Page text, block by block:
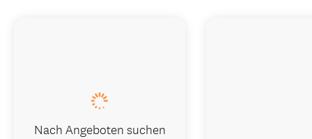
Nach Angeboten suchen